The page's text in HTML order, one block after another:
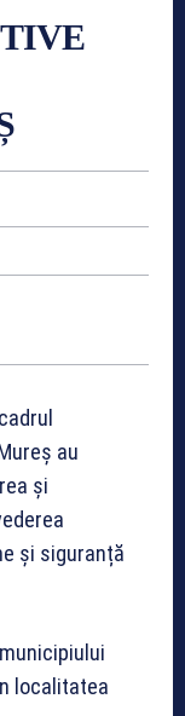
au
și
și siguranță
localitatea